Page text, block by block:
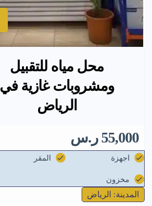
محل مياه للتقبيل
ومشروبات غازية في
الرياض
55,000 ر.س
اجهزة المقر
مخزون
المدينة: الرياض